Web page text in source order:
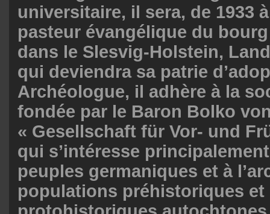
universitaire, il sera, de 1933
pasteur évangélique du
dans le Slesvig-Holstein,
qui deviendra sa patrie
Archéologue, il adhère à la
fondée par le Baron Bolko
« Gesellschaft für Vor- und
qui s’intéresse
peuples germaniques et à
populations préhistoriques et